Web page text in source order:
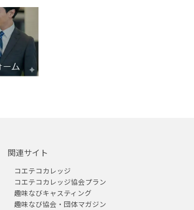
関連サイト
コエテコカレッジ
コエテコカレッジ協会プラン
趣味なびキャスティング
趣味なび協会・団体マガジン